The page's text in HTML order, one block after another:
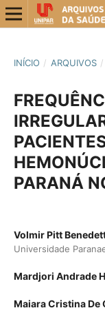
INÍCIO / ARQUIVOS /
PARANÁ
Volmir Pitt
Universidade
Mardjori Andrade
Maiara Cristina De